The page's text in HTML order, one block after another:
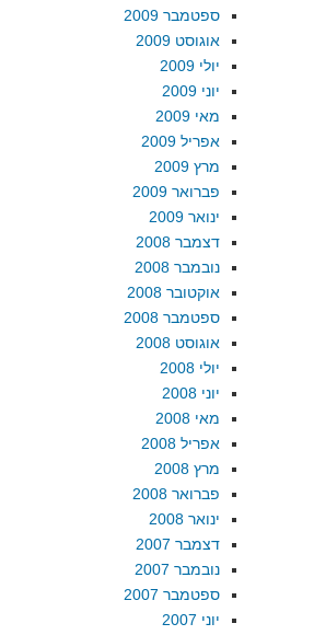
ספטמבר 2009
אוגוסט 2009
יולי 2009
יוני 2009
מאי 2009
אפריל 2009
מרץ 2009
פברואר 2009
ינואר 2009
דצמבר 2008
נובמבר 2008
אוקטובר 2008
ספטמבר 2008
אוגוסט 2008
יולי 2008
יוני 2008
מאי 2008
אפריל 2008
מרץ 2008
פברואר 2008
ינואר 2008
דצמבר 2007
נובמבר 2007
ספטמבר 2007
יוני 2007